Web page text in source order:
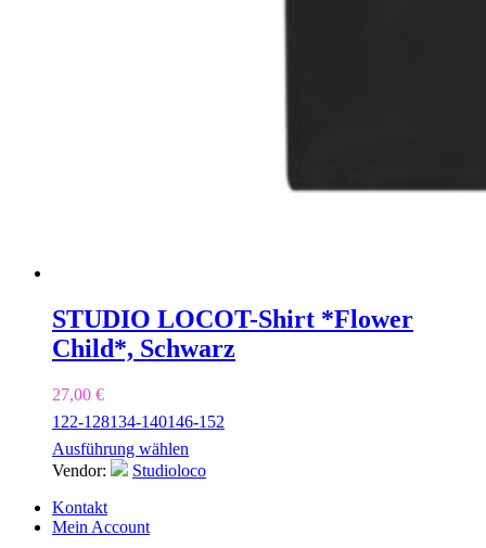
STUDIO LOCOT-Shirt *Flower
Child*, Schwarz
27,00 €
122-128134-140146-152
Ausführung wählen
Vendor:
Studioloco
Kontakt
Mein Account